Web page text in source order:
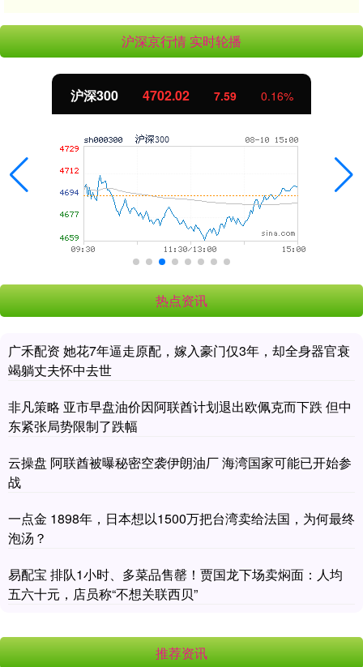
沪深京行情 实时轮播
沪深300 4702.02 7.59 0.16%
热点资讯
广禾配资 她花7年逼走原配，嫁入豪门仅3年，却全身器官衰
竭躺丈夫怀中去世
非凡策略 亚市早盘油价因阿联酋计划退出欧佩克而下跌 但中
东紧张局势限制了跌幅
云操盘 阿联酋被曝秘密空袭伊朗油厂 海湾国家可能已开始参
战
一点金 1898年，日本想以1500万把台湾卖给法国，为何最终
泡汤？
易配宝 排队1小时、多菜品售罄！贾国龙下场卖焖面：人均
五六十元，店员称“不想关联西贝”
推荐资讯